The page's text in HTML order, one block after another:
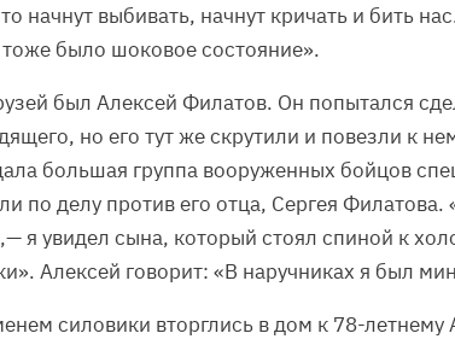
начнут выбивать, начнут кричать и бить
было шоковое состояние».
был Алексей Филатов. Он попытался
но его тут же скрутили и повезли к
большая группа вооруженных бойцов
по делу против его отца, Сергея
я увидел сына, который стоял спиной к
Алексей говорит: «В наручниках я был
силовики вторглись в дом к 78-летнему